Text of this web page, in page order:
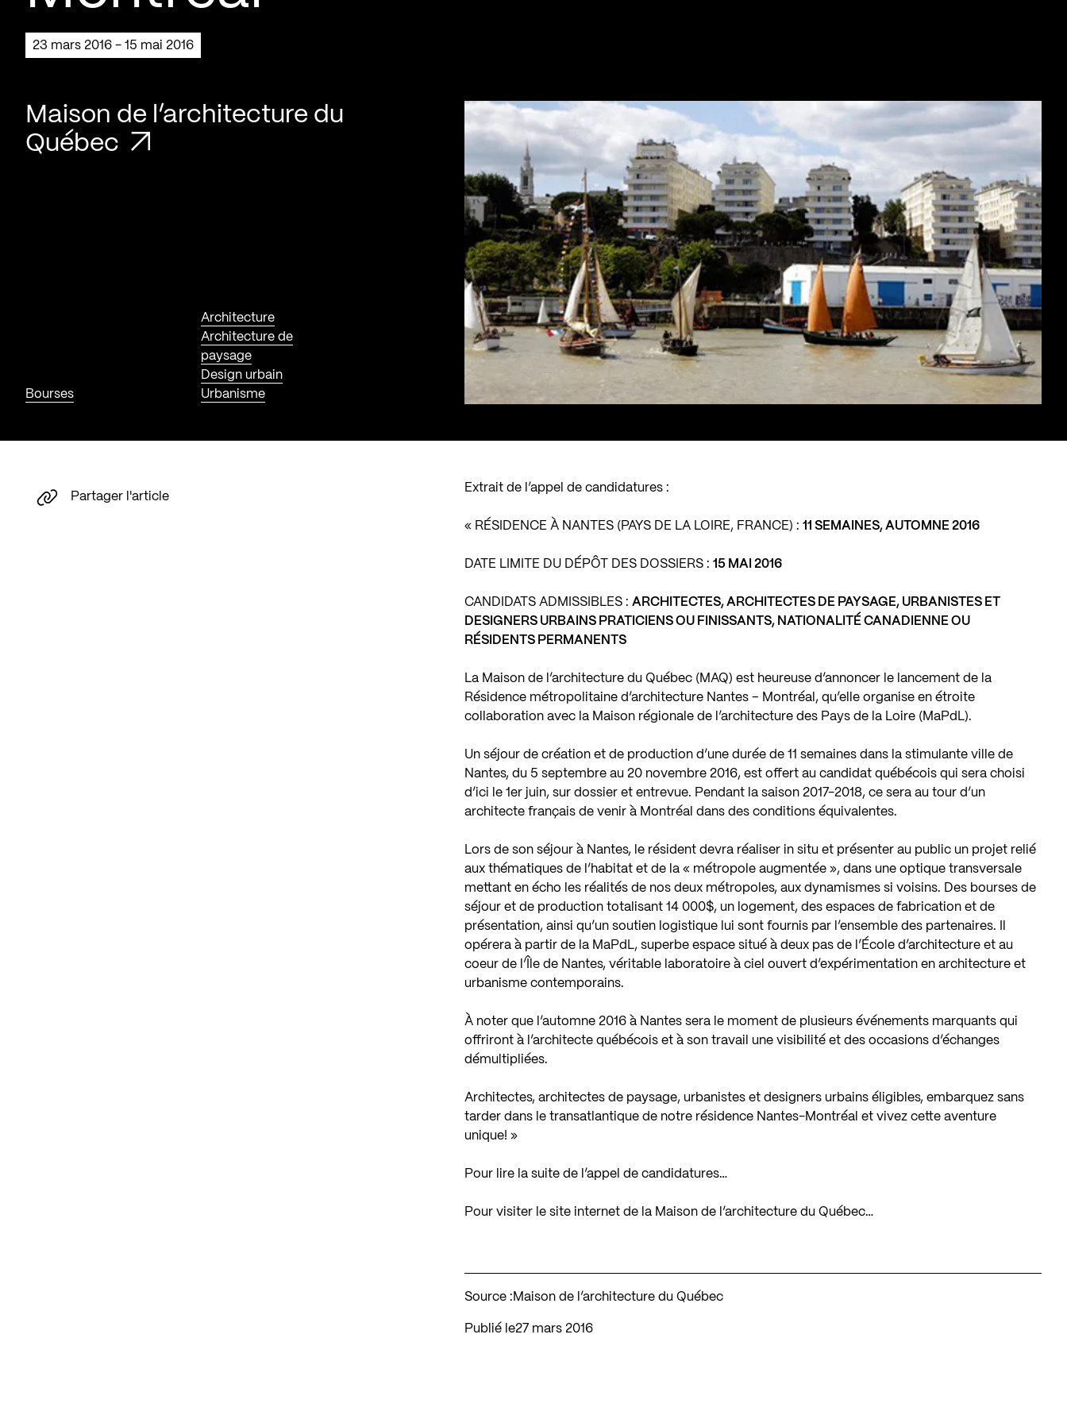
23 mars 2016 - 15 mai 2016
Maison de l’architecture du
Québec
Bourses
Architecture
Architecture de
paysage
Design urbain
Urbanisme
Extrait de l’appel de candidatures :
« RÉSIDENCE À NANTES (PAYS DE LA LOIRE, FRANCE) :11 SEMAINES, AUTOMNE 2016
DATE LIMITE DU DÉPÔT DES DOSSIERS :15 MAI 2016
CANDIDATS ADMISSIBLES :ARCHITECTES, ARCHITECTES DE PAYSAGE, URBANISTES ET
DESIGNERS URBAINS PRATICIENS OU FINISSANTS, NATIONALITÉ CANADIENNE OU
RÉSIDENTS PERMANENTS
La Maison de l’architecture du Québec (MAQ) est heureuse d’annoncer le lancement de la
Résidence métropolitaine d’architecture Nantes – Montréal, qu’elle organise en étroite
collaboration avec la Maison régionale de l’architecture des Pays de la Loire (MaPdL).
Un séjour de création et de production d’une durée de 11 semaines dans la stimulante ville de
Nantes, du 5 septembre au 20 novembre 2016, est offert au candidat québécois qui sera choisi
d’ici le 1er juin, sur dossier et entrevue. Pendant la saison 2017-2018, ce sera au tour d’un
architecte français de venir à Montréal dans des conditions équivalentes.
Lors de son séjour à Nantes, le résident devra réaliser in situ et présenter au public un projet relié
aux thématiques de l’habitat et de la « métropole augmentée », dans une optique transversale
mettant en écho les réalités de nos deux métropoles, aux dynamismes si voisins. Des bourses de
séjour et de production totalisant 14 000$, un logement, des espaces de fabrication et de
présentation, ainsi qu’un soutien logistique lui sont fournis par l’ensemble des partenaires. Il
opérera à partir de la MaPdL, superbe espace situé à deux pas de l’École d’architecture et au
coeur de l’Île de Nantes, véritable laboratoire à ciel ouvert d’expérimentation en architecture et
urbanisme contemporains.
À noter que l’automne 2016 à Nantes sera le moment de plusieurs événements marquants qui
offriront à l’architecte québécois et à son travail une visibilité et des occasions d’échanges
démultipliées.
Architectes, architectes de paysage, urbanistes et designers urbains éligibles, embarquez sans
tarder dans le transatlantique de notre résidence Nantes-Montréal et vivez cette aventure
unique! »
Pour lire la suite de l’appel de candidatures…
Pour visiter le site internet de la Maison de l’architecture du Québec…
Source : Maison de l’architecture du Québec
Publié le 27 mars 2016
Partager l'article